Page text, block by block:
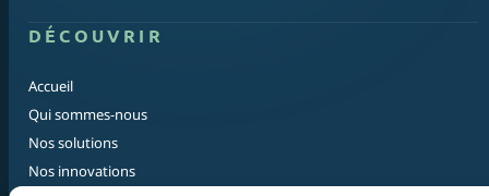
DÉCOUVRIR
Accueil
Qui sommes-nous
Nos solutions
Nos innovations